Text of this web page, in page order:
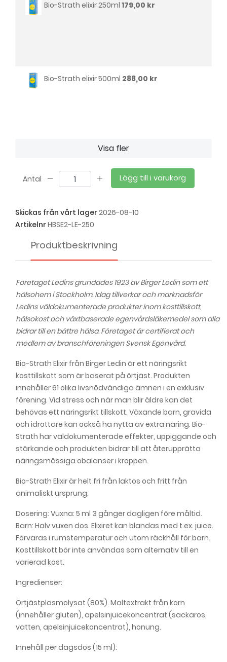
Bio-Strath elixir 250ml 179,00 kr
Bio-Strath elixir 500ml 288,00 kr
Visa fler
Antal Lägg till i varukorg
Skickas från vårt lager2026-08-10
ArtikelnrHBSE2-LE-250
Produktbeskrivning
Företaget Ledins grundades 1923 av Birger Ledin som ett
hälsohem i Stockholm. Idag tillverkar och marknadsför
Ledins väldokumenterade produkter inom kosttillskott,
hälsokost och växtbaserade egenvårdsläkemedel som alla
bidrar till en bättre hälsa. Företaget är certifierat och
medlem av branschföreningen Svensk Egenvård.
Bio-Strath Elixir från Birger Ledin är ett näringsrikt
kosttillskott som är baserat på örtjäst. Produkten
innehåller 61 olika livsnödvändiga ämnen i en exklusiv
förening. Vid stress och när man blir äldre kan det
behövas ett näringsrikt tillskott. Växande barn, gravida
och idrottare kan också ha nytta av extra näring. Bio-
Strath har väldokumenterade effekter, uppiggande och
stärkande och produkten bidrar till att återupprätta
näringsmässiga obalanser i kroppen.
Bio-Strath Elixir är helt fri från laktos och fritt från
animaliskt ursprung.
Dosering: Vuxna: 5 ml 3 gånger dagligen före måltid.
Barn: Halv vuxen dos. Elixiret kan blandas med t.ex. juice.
Förvaras i rumstemperatur och utom räckhåll för barn.
Kosttillskott bör inte användas som alternativ till en
varierad kost.
Ingredienser:
Örtjästplasmolysat (80%). Maltextrakt från korn
(innehåller gluten), apelsinjuicekoncentrat (sackaros,
vatten, apelsinjuicekoncentrat), honung.
Innehåll per dagsdos (15 ml):